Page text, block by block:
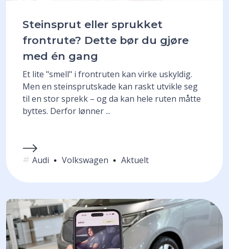
Steinsprut eller sprukket
frontrute? Dette bør du gjøre
med én gang
Et lite "smell" i frontruten kan virke uskyldig.
Men en steinsprutskade kan raskt utvikle seg
til en stor sprekk – og da kan hele ruten måtte
byttes. Derfor lønner ...
Audi Volkswagen Aktuelt